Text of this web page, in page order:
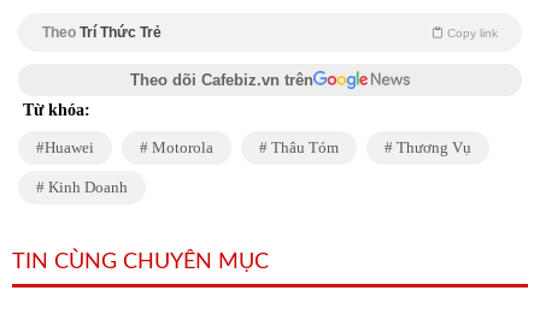
Theo Trí Thức Trẻ Copy link
Theo dõi Cafebiz.vn trên
Từ khóa:
Huawei Motorola Thâu Tóm Thương Vụ
Kinh Doanh
TIN CÙNG CHUYÊN MỤC